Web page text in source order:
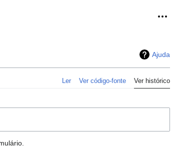
Ajuda
Ler Ver código-fonte Ver histórico